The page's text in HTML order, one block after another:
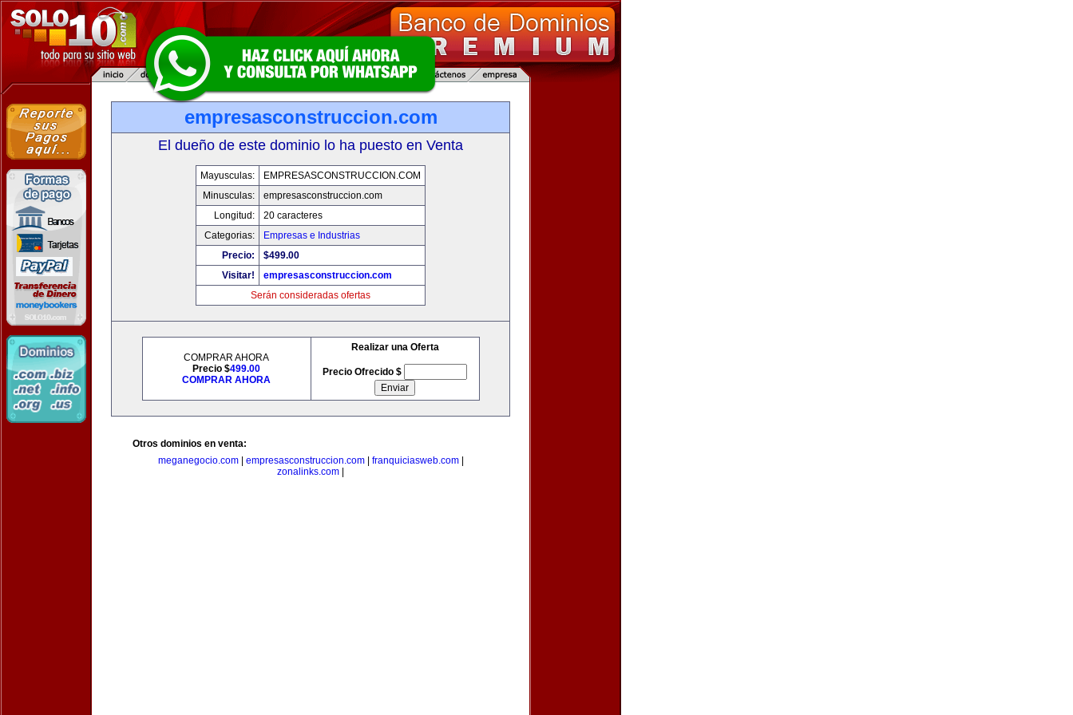
empresasconstruccion.com
El dueño de este dominio lo ha puesto en Venta
Mayusculas:
EMPRESASCONSTRUCCION.COM
Minusculas:
empresasconstruccion.com
Longitud:
20 caracteres
Categorias:
Empresas e Industrias
Precio:
$499.00
Visitar!
empresasconstruccion.com
Serán consideradas ofertas
COMPRAR AHORA
Precio $499.00
COMPRAR AHORA
Realizar una Oferta
Precio Ofrecido $
Otros dominios en venta:
meganegocio.com| empresasconstruccion.com| franquiciasweb.com|
zonalinks.com